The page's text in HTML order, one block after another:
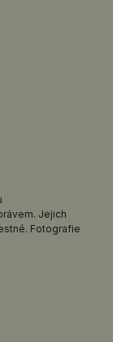
Jejich
Fotografie